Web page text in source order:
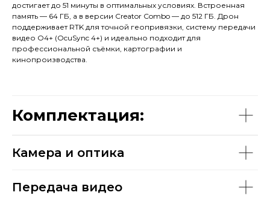
достигает до 51 минуты в оптимальных условиях. Встроенная
память — 64 ГБ, а в версии Creator Combo — до 512 ГБ. Дрон
поддерживает RTK для точной геопривязки, систему передачи
видео O4+ (OcuSync 4+) и идеально подходит для
профессиональной съёмки, картографии и
кинопроизводства.
Комплектация:
Камера и оптика
Передача видео